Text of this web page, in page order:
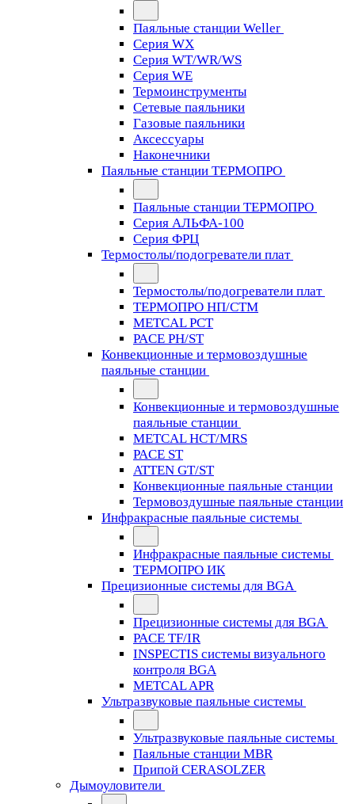
Паяльные станции Weller
Серия WX
Серия WT/WR/WS
Серия WE
Термоинструменты
Сетевые паяльники
Газовые паяльники
Аксессуары
Наконечники
Паяльные станции ТЕРМОПРО
Паяльные станции ТЕРМОПРО
Серия АЛЬФА-100
Серия ФРЦ
Термостолы/подогреватели плат
Термостолы/подогреватели плат
ТЕРМОПРО НП/СТМ
METCAL PCT
PACE PH/ST
Конвекционные и термовоздушные
паяльные станции
Конвекционные и термовоздушные
паяльные станции
METCAL HCT/MRS
PACE ST
ATTEN GT/ST
Конвекционные паяльные станции
Термовоздушные паяльные станции
Инфракрасные паяльные системы
Инфракрасные паяльные системы
ТЕРМОПРО ИК
Прецизионные системы для BGA
Прецизионные системы для BGA
PACE TF/IR
INSPECTIS системы визуального
контроля BGA
METCAL APR
Ультразвуковые паяльные системы
Ультразвуковые паяльные системы
Паяльные станции MBR
Припой CERASOLZER
Дымоуловители